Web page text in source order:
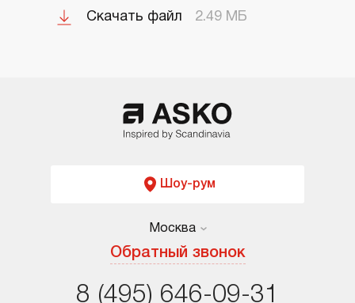
Скачать файл 2.49 МБ
Шоу-рум
Москва
Обратный звонок
Москва
8 (495) 646-09-31